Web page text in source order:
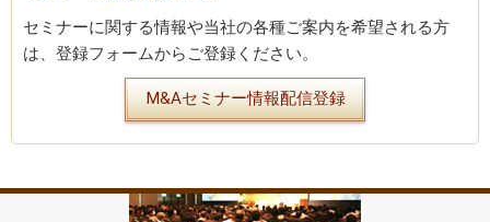
セミナーに関する情報や当社の各種ご案内を希望される方
は、登録フォームからご登録ください。
M&Aセミナー情報配信登録